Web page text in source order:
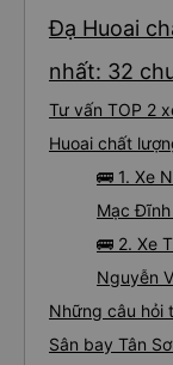
Đạ Huoai
nhất: 32
Tư vấn TOP 2
Huoai chất
🚌 1. Xe
Mạc Đĩnh
🚌 2. Xe
Nguyễn
Những câu hỏi
Sân bay Tân